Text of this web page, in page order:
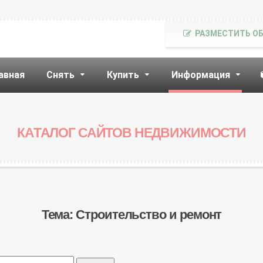
Снять Купить Информация
РАЗМЕСТИТЬ
КАТАЛОГ САЙТОВ НЕДВИЖИМОСТИ
Тема: Строительство и ремонт